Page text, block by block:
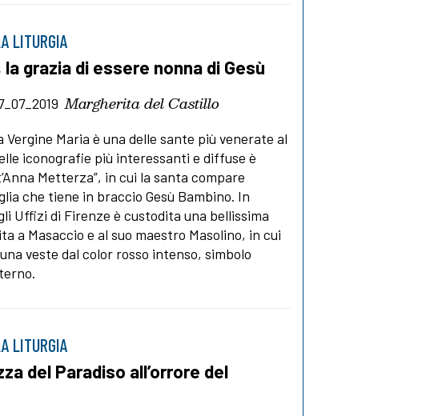
LITURGIA
la grazia di essere nonna di Gesù
Margherita del Castillo
Vergine Maria è una delle sante più venerate al
iconografie più interessanti e diffuse è
Metterza”, in cui la santa compare
che tiene in braccio Gesù Bambino. In
Uffizi di Firenze è custodita una bellissima
a Masaccio e al suo maestro Masolino, in cui
veste dal color rosso intenso, simbolo
LITURGIA
del Paradiso all’orrore del